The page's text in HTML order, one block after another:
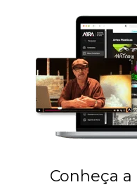
Conheça a